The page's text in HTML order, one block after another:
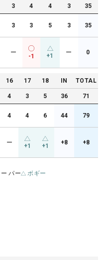
3 4 4 3 35
3 3 5 3 35
ー
-1 +1 ー 0
16 17 18 IN TOTAL
4 3 5 36 71
4 4 6 44 79
ー +1 +1 +8 +8
ー パー ボギー